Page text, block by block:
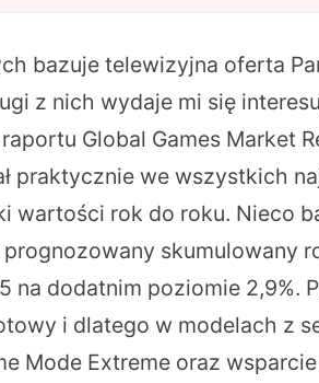
bazuje telewizyjna oferta
z nich wydaje mi się
Global Games Market
praktycznie we wszystkich
wartości rok do roku. Nieco
skumulowany
na dodatnim poziomie 2,9%.
i dlatego w modelach z
Mode Extreme oraz